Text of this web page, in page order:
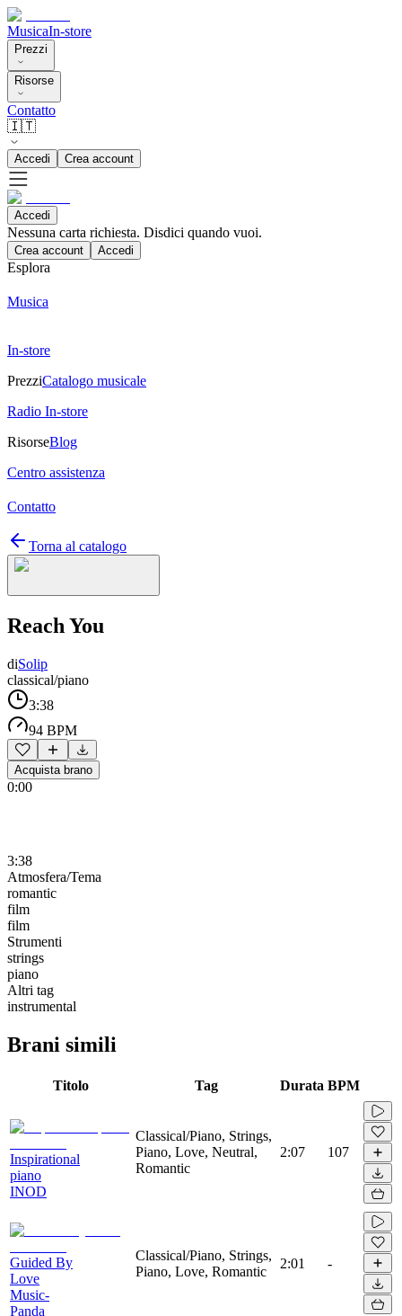
MusicaIn-store
Prezzi
Risorse
Contatto
🇮🇹
Accedi Crea account
Accedi
Nessuna carta richiesta. Disdici quando vuoi.
Crea account Accedi
Esplora
Musica
In-store
PrezziCatalogo musicale
Radio In-store
RisorseBlog
Centro assistenza
Contatto
Torna al catalogo
Reach You
diSolip
classical/piano
3:38
94 BPM
Acquista brano
0:00
3:38
Atmosfera/Tema
romantic
film
film
Strumenti
strings
piano
Altri tag
instrumental
Brani simili
Titolo Tag Durata BPM
Inspirational
piano
INOD
Classical/Piano, Strings,
Piano, Love, Neutral,
Romantic
2:07 107
Guided By
Love
Music-
Panda
Classical/Piano, Strings,
Piano, Love, Romantic
2:01 -